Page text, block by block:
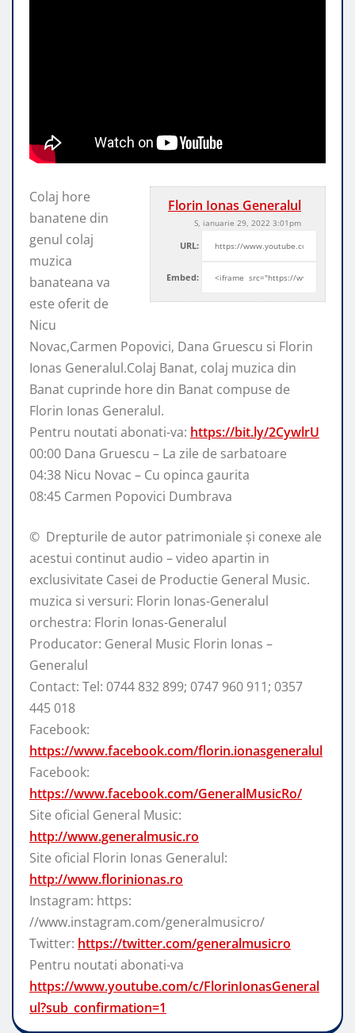
Florin Ionas Generalul
S, ianuarie 29, 2022 3:01pm
URL:
Embed:
Colaj hore
banatene din
genul colaj
muzica
banateana va
este oferit de
Nicu
Novac,Carmen Popovici, Dana Gruescu si Florin
Ionas Generalul.Colaj Banat, colaj muzica din
Banat cuprinde hore din Banat compuse de
Florin Ionas Generalul.
Pentru noutati abonati-va: https://bit.ly/2CywlrU
00:00 Dana Gruescu – La zile de sarbatoare
04:38 Nicu Novac – Cu opinca gaurita
08:45 Carmen Popovici Dumbrava
© ️ Drepturile de autor patrimoniale și conexe ale
acestui continut audio – video apartin in
exclusivitate Casei de Productie General Music.
muzica si versuri: Florin Ionas-Generalul
orchestra: Florin Ionas-Generalul
Producator: General Music Florin Ionas –
Generalul
Contact: Tel: 0744 832 899; 0747 960 911; 0357
445 018
Facebook:
https://www.facebook.com/florin.ionasgeneralul
Facebook:
https://www.facebook.com/GeneralMusicRo/
Site oficial General Music:
http://www.generalmusic.ro
Site oficial Florin Ionas Generalul:
http://www.florinionas.ro
Instagram: https:
//www.instagram.com/generalmusicro/
Twitter: https://twitter.com/generalmusicro
Pentru noutati abonati-va
https://www.youtube.com/c/FlorinIonasGeneral
ul?sub_confirmation=1